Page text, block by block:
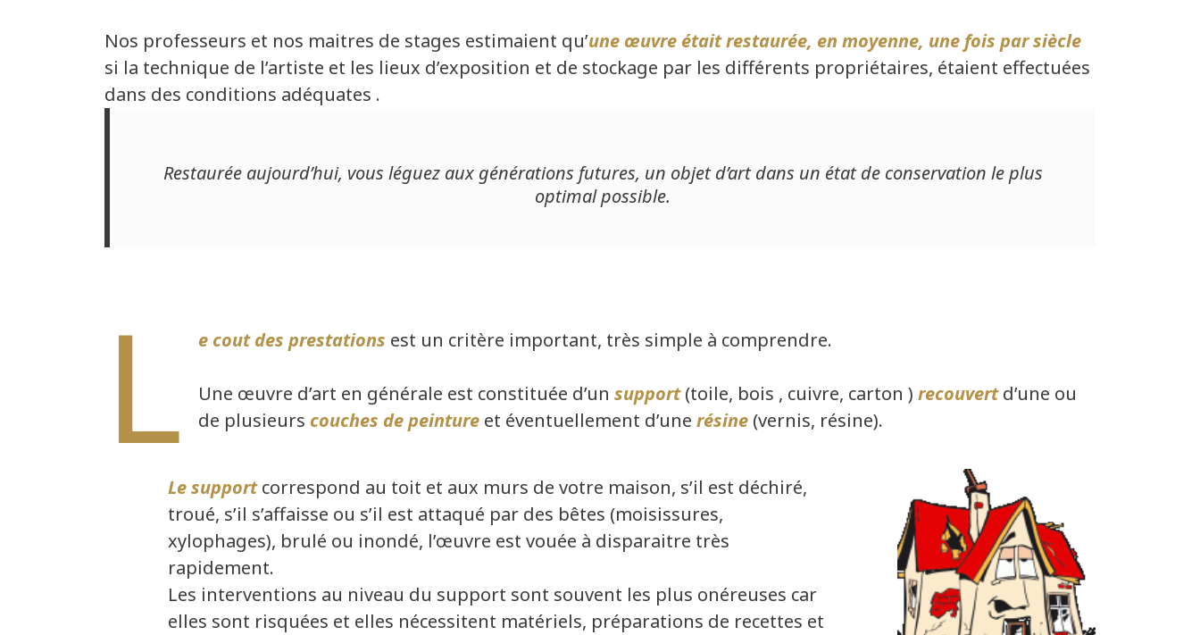
Nos professeurs et nos maitres de stages estimaient qu’une œuvre était restaurée, en moyenne, une fois par siècle
si la technique de l’artiste et les lieux d’exposition et de stockage par les différents propriétaires, étaient effectuées
dans des conditions adéquates .
Restaurée aujourd’hui, vous léguez aux générations futures, un objet d’art dans un état de conservation le plus
optimal possible.
L e cout des prestations est un critère important, très simple à comprendre.
Une œuvre d’art en générale est constituée d’un support(toile, bois , cuivre, carton ) recouvertd’une ou
de plusieurs couches de peintureet éventuellement d’une résine(vernis, résine).
Le supportcorrespond au toit et aux murs de votre maison, s’il est déchiré,
troué, s’il s’affaisse ou s’il est attaqué par des bêtes (moisissures,
xylophages), brulé ou inondé, l’œuvre est vouée à disparaitre très
rapidement.
Les interventions au niveau du support sont souvent les plus onéreuses car
elles sont risquées et elles nécessitent matériels, préparations de recettes et